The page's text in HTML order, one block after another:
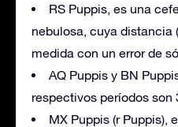
RS Puppis, es una
nebulosa, cuya distancia
medida con un error de
AQ Puppis y BN
respectivos períodos son
MX Puppis (r Puppis),